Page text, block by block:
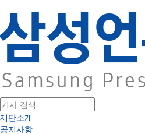
재단소개
공지사항